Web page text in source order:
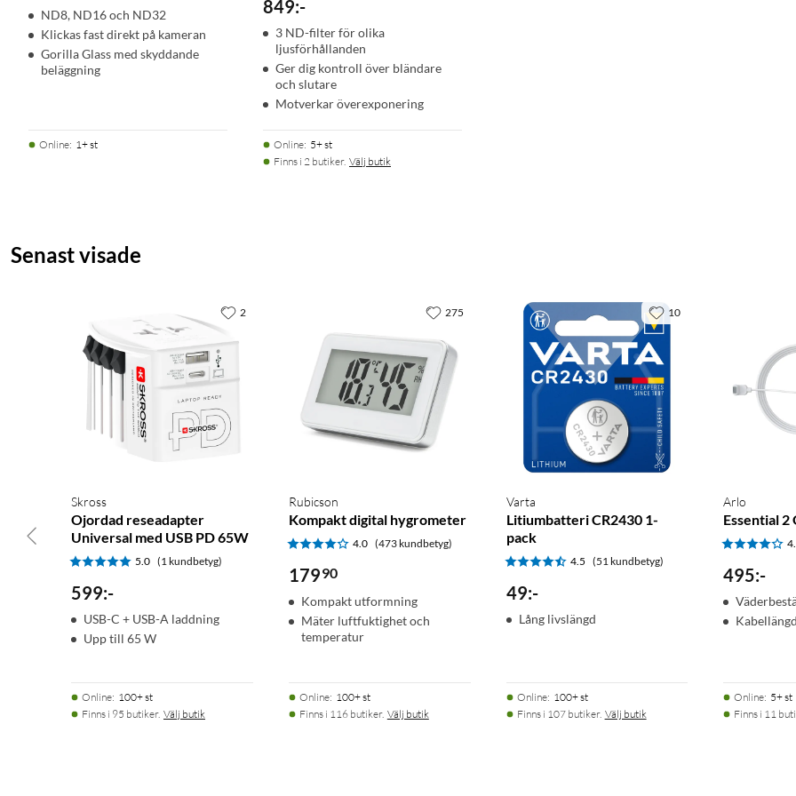
ND8, ND16 och ND32
Klickas fast direkt på kameran
Gorilla Glass med skyddande
beläggning
Online: 1+ st
849:-
3 ND-filter för olika
ljusförhållanden
Ger dig kontroll över bländare
och slutare
Motverkar överexponering
Online: 5+ st
Finns i 2 butiker. Välj butik
Senast visade
Skross
Ojordad reseadapter
Universal med USB PD 65W
5.0 (1 kundbetyg)
599:-
USB-C + USB-A laddning
Upp till 65 W
Online: 100+ st
Finns i 95 butiker. Välj butik
2
Rubicson
Kompakt digital hygrometer
4.0 (473 kundbetyg)
17990
Kompakt utformning
Mäter luftfuktighet och
temperatur
Online: 100+ st
Finns i 116 butiker. Välj butik
275
Varta
Litiumbatteri CR2430 1-
pack
4.5 (51 kundbetyg)
49:-
Lång livslängd
Online: 100+ st
Finns i 107 butiker. Välj butik
10
Arlo
Essential
495:-
Online: 5+ st
Finns i 11